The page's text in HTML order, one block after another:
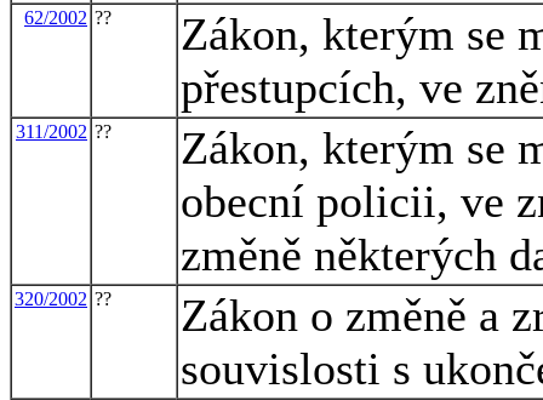
62/2002 ??
Zákon, kterým se
přestupcích, ve
311/2002 ??
Zákon, kterým se
obecní policii, ve
změně některých
320/2002 ??
Zákon o změně a
souvislosti s